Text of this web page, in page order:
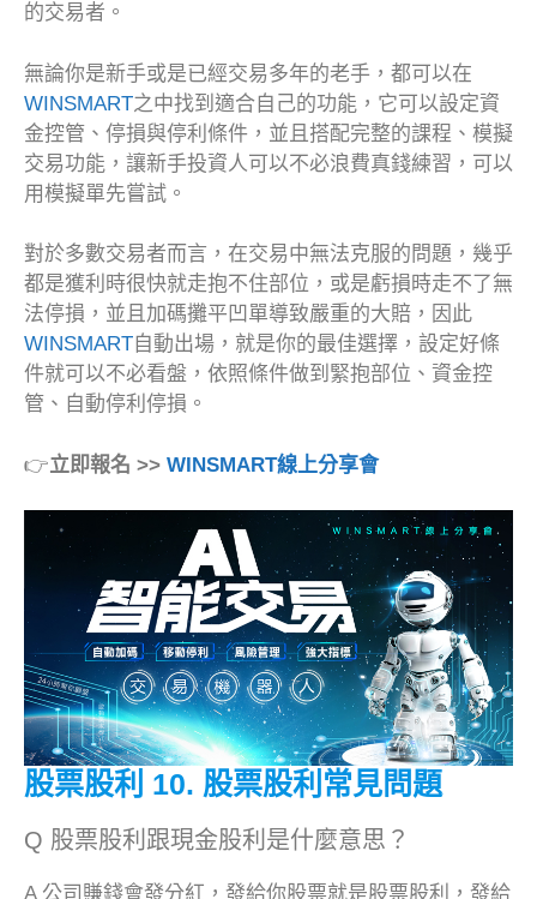
的交易者。
無論你是新手或是已經交易多年的老手，都可以在
WINSMART之中找到適合自己的功能，它可以設定資
金控管、停損與停利條件，並且搭配完整的課程、模擬
交易功能，讓新手投資人可以不必浪費真錢練習，可以
用模擬單先嘗試。
對於多數交易者而言，在交易中無法克服的問題，幾乎
都是獲利時很快就走抱不住部位，或是虧損時走不了無
法停損，並且加碼攤平凹單導致嚴重的大賠，因此
WINSMART 自動出場，就是你的最佳選擇，設定好條
件就可以不必看盤，依照條件做到緊抱部位、資金控
管、自動停利停損。
👉立即報名 >> WINSMART線上分享會
股票股利 10. 股票股利 常見問題
Q 股票股利跟現金股利是什麼意思？
A 公司賺錢會發分紅，發給你股票就是股票股利，發給